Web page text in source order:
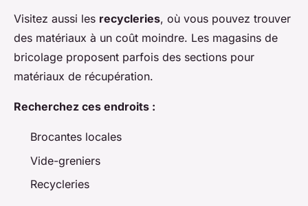
Visitez aussi les recycleries, où vous pouvez trouver
des matériaux à un coût moindre. Les magasins de
bricolage proposent parfois des sections pour
matériaux de récupération.
Recherchez ces endroits :
Brocantes locales
Vide-greniers
Recycleries